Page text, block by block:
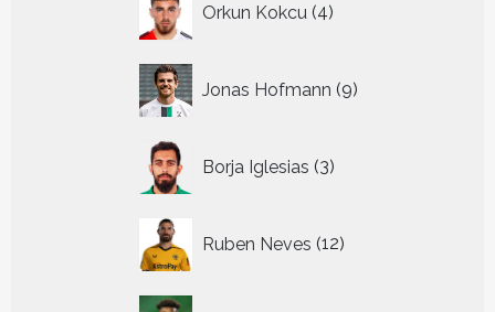
Orkun Kokcu 4
producten
Jonas Hofmann 9
producten
Borja Iglesias 3
producten
Ruben Neves 12
producten